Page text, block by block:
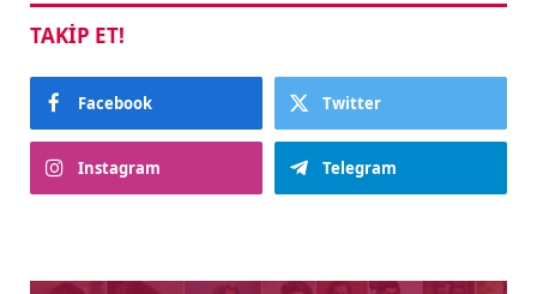
TAKIP ET!
Facebook Twitter
Instagram Telegram